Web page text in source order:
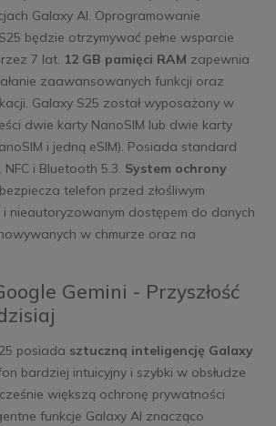
Galaxy AI. Oprogramowanie
będzie otrzymywać pełne wsparcie
7 lat. 12 GB pamięci RAM zapewnia
zaawansowanych funkcji oraz
Galaxy S25 został wyposażony w
dwie karty NanoSIM lub dwie karty
i jedną eSIM). Posiada standard
NFC i Bluetooth 5.3. System ochrony
telefon przed złośliwym
nieautoryzowanym dostępem do danych
w chmurze oraz na
Gemini - Przyszłość
posiada sztuczną inteligencję Galaxy
bardziej intuicyjny i szybki w obsłudze
większą ochronę prywatności
funkcje Galaxy AI znacząco